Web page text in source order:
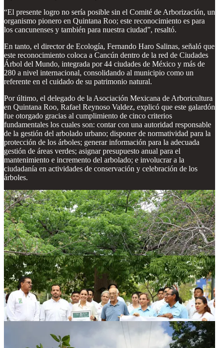
“El presente logro no sería posible sin el Comité de Arborización, un
organismo pionero en Quintana Roo; este reconocimiento es para
los cancunenses y también para nuestra ciudad”, resaltó.
En tanto, el director de Ecología, Fernando Haro Salinas, señaló que
este reconocimiento coloca a Cancún dentro de la red de Ciudades
Árbol del Mundo, integrada por 44 ciudades de México y más de
280 a nivel internacional, consolidando al municipio como un
referente en el cuidado de su patrimonio natural.
Por último, el delegado de la Asociación Mexicana de Arboricultura
en Quintana Roo, Rafael Reynoso Valdez, explicó que este galardón
fue otorgado gracias al cumplimiento de cinco criterios
fundamentales los cuales son: contar con una autoridad responsable
de la gestión del arbolado urbano; disponer de normatividad para la
protección de los árboles; generar información para la adecuada
gestión de áreas verdes; asignar presupuesto anual para el
mantenimiento e incremento del arbolado; e involucrar a la
ciudadanía en actividades de conservación y celebración de los
árboles.